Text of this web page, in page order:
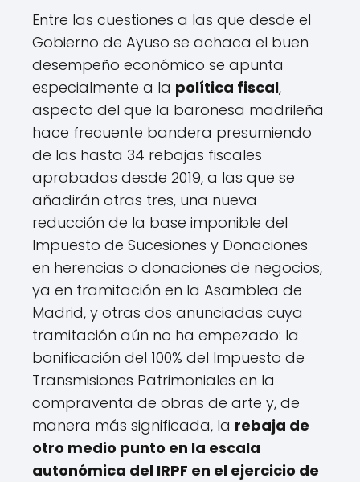
Entre las cuestiones a las que desde el
Gobierno de Ayuso se achaca el buen
desempeño económico se apunta
especialmente a la política fiscal,
aspecto del que la baronesa madrileña
hace frecuente bandera presumiendo
de las hasta 34 rebajas fiscales
aprobadas desde 2019, a las que se
añadirán otras tres, una nueva
reducción de la base imponible del
Impuesto de Sucesiones y Donaciones
en herencias o donaciones de negocios,
ya en tramitación en la Asamblea de
Madrid, y otras dos anunciadas cuya
tramitación aún no ha empezado: la
bonificación del 100% del Impuesto de
Transmisiones Patrimoniales en la
compraventa de obras de arte y, de
manera más significada, la rebaja de
otro medio punto en la escala
autonómica del IRPF en el ejercicio de